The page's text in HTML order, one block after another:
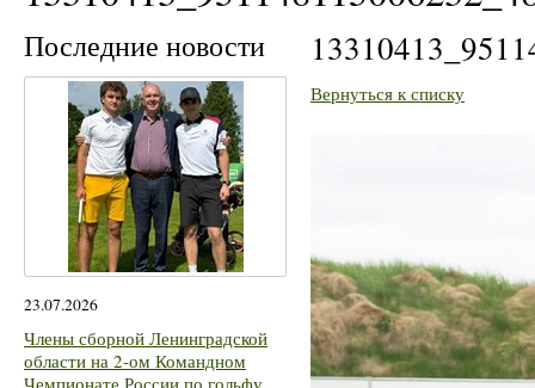
Последние новости
23.07.2026
Члены сборной Ленинградской
области на 2-ом Командном
Вернуться к списку